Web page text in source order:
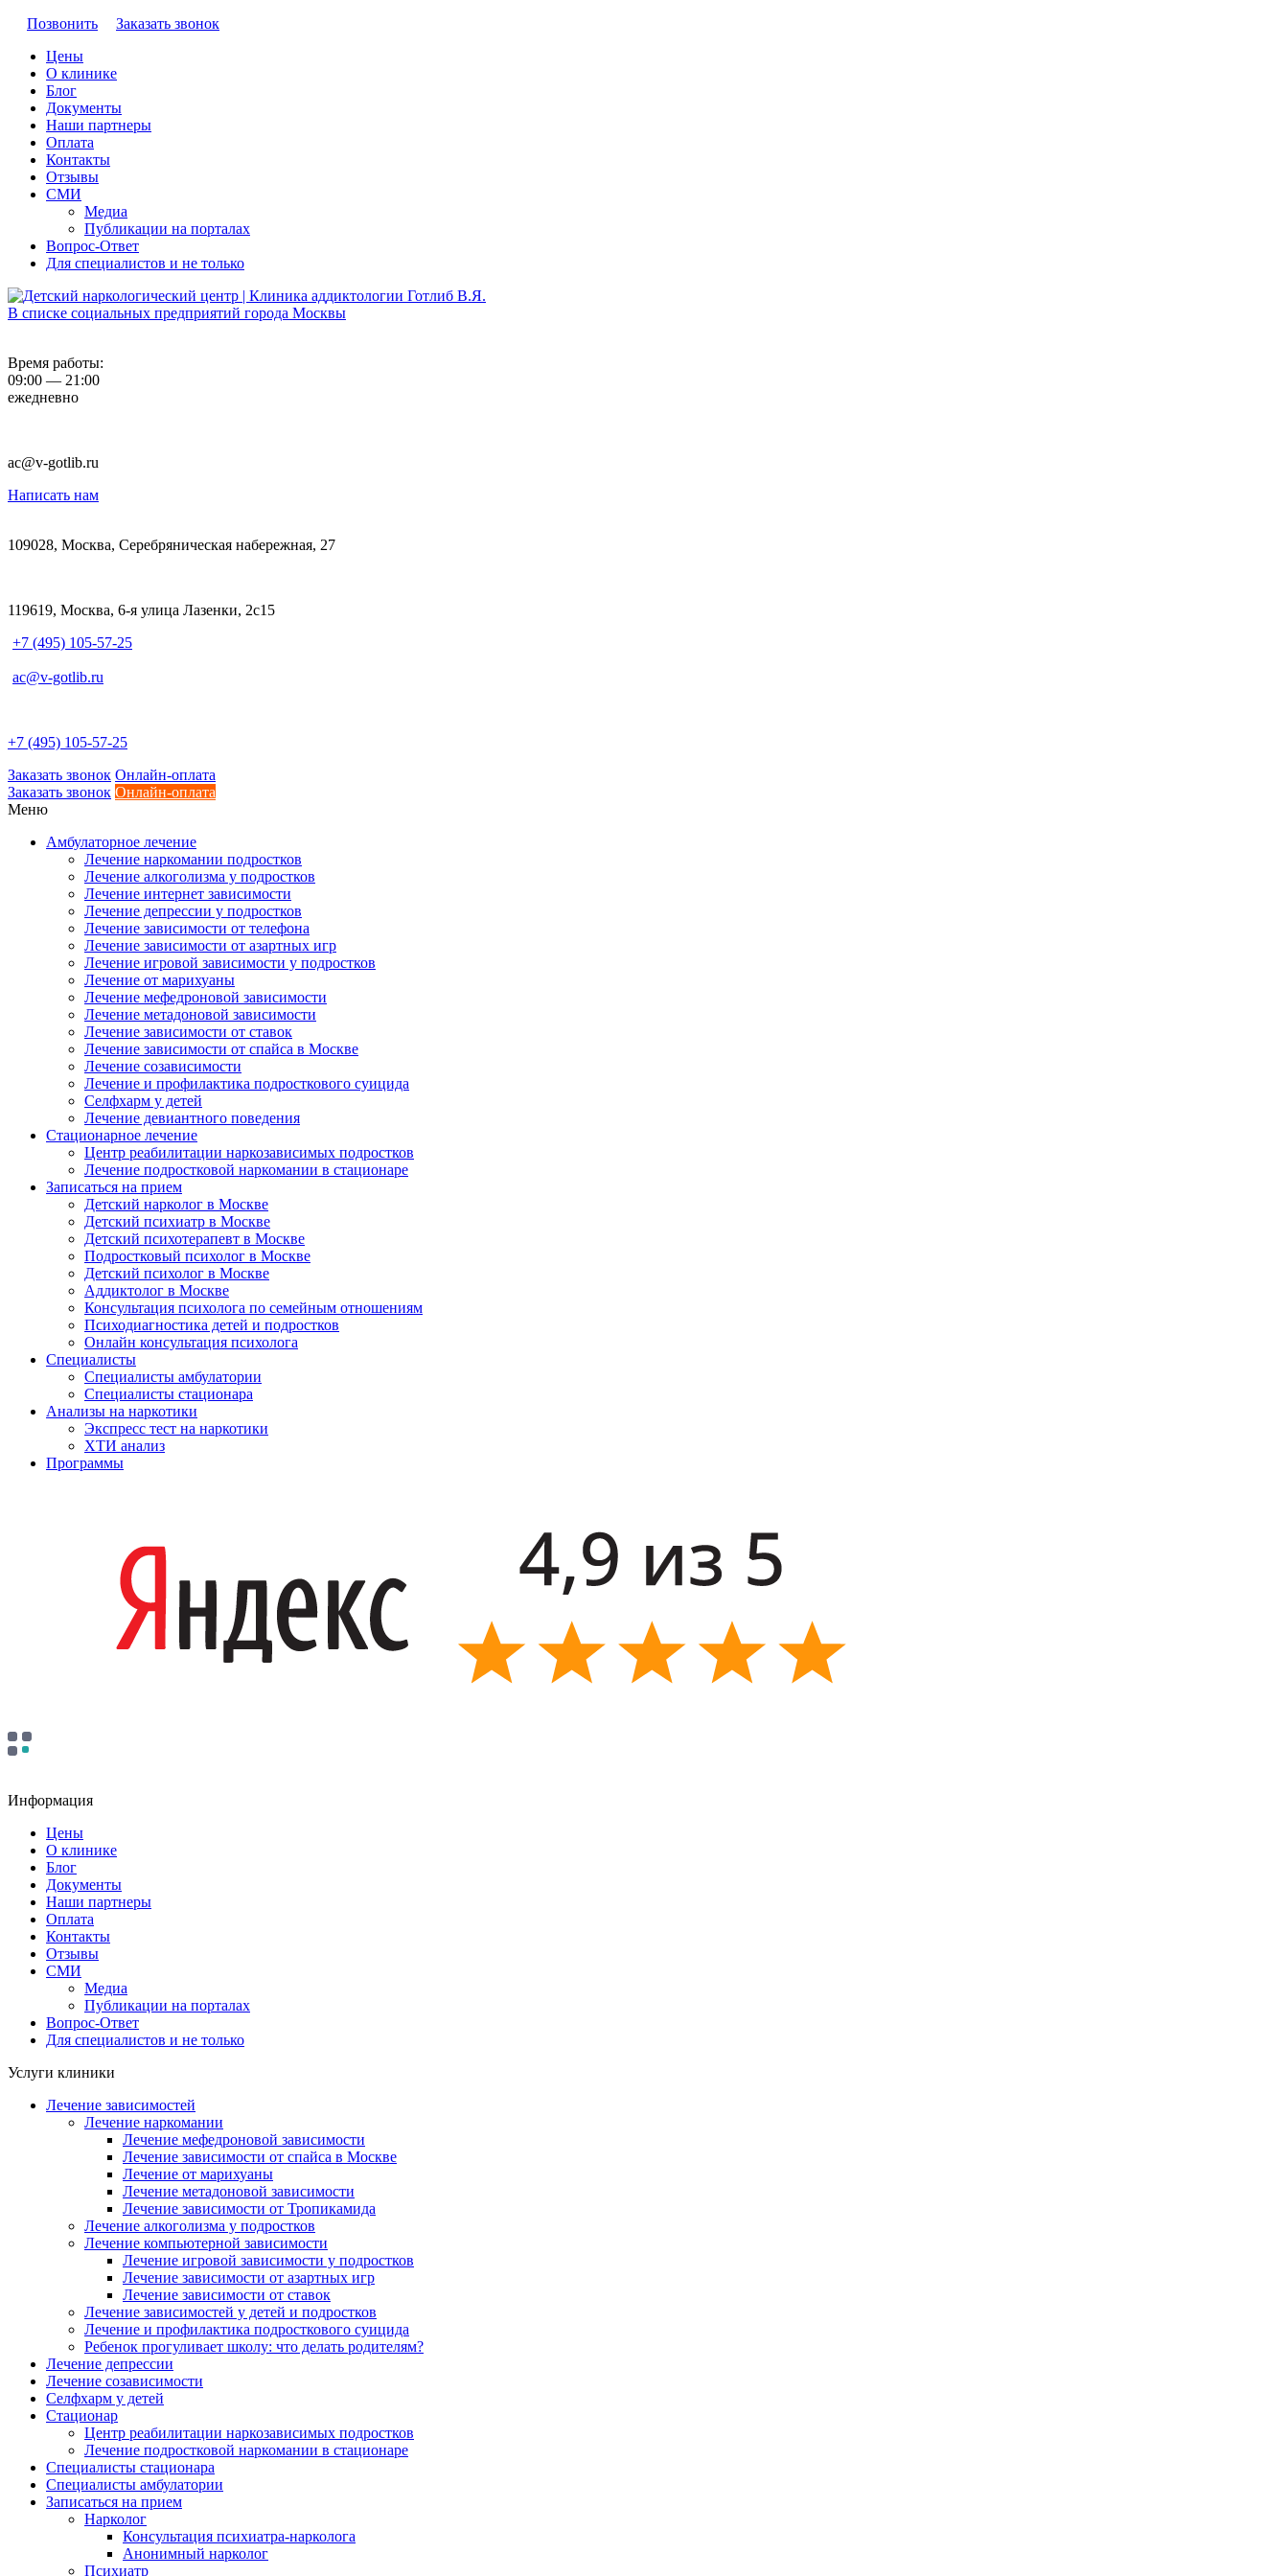
Позвонить
Заказать звонок
Цены
О клинике
Блог
Документы
Наши партнеры
Оплата
Контакты
Отзывы
СМИ
Медиа
Публикации на порталах
Вопрос-Ответ
Для специалистов и не только
В списке социальных предприятий города Москвы
Время работы:
09:00 — 21:00
ежедневно
ac@v-gotlib.ru
Написать нам
109028, Москва, Серебряническая набережная, 27
119619, Москва, 6-я улица Лазенки, 2с15
+7 (495) 105-57-25
ac@v-gotlib.ru
+7 (495) 105-57-25
Заказать звонок Онлайн-оплата
Заказать звонок Онлайн-оплата
Меню
Амбулаторное лечение
Лечение наркомании подростков
Лечение алкоголизма у подростков
Лечение интернет зависимости
Лечение депрессии у подростков
Лечение зависимости от телефона
Лечение зависимости от азартных игр
Лечение игровой зависимости у подростков
Лечение от марихуаны
Лечение мефедроновой зависимости
Лечение метадоновой зависимости
Лечение зависимости от ставок
Лечение зависимости от спайса в Москве
Лечение созависимости
Лечение и профилактика подросткового суицида
Селфхарм у детей
Лечение девиантного поведения
Стационарное лечение
Центр реабилитации наркозависимых подростков
Лечение подростковой наркомании в стационаре
Записаться на прием
Детский нарколог в Москве
Детский психиатр в Москве
Детский психотерапевт в Москве
Подростковый психолог в Москве
Детский психолог в Москве
Аддиктолог в Москве
Консультация психолога по семейным отношениям
Психодиагностика детей и подростков
Онлайн консультация психолога
Специалисты
Специалисты амбулатории
Специалисты стационара
Анализы на наркотики
Экспресс тест на наркотики
ХТИ анализ
Программы
Информация
Цены
О клинике
Блог
Документы
Наши партнеры
Оплата
Контакты
Отзывы
СМИ
Медиа
Публикации на порталах
Вопрос-Ответ
Для специалистов и не только
Услуги клиники
Лечение зависимостей
Лечение наркомании
Лечение мефедроновой зависимости
Лечение зависимости от спайса в Москве
Лечение от марихуаны
Лечение метадоновой зависимости
Лечение зависимости от Тропикамида
Лечение алкоголизма у подростков
Лечение компьютерной зависимости
Лечение игровой зависимости у подростков
Лечение зависимости от азартных игр
Лечение зависимости от ставок
Лечение зависимостей у детей и подростков
Лечение и профилактика подросткового суицида
Ребенок прогуливает школу: что делать родителям?
Лечение депрессии
Лечение созависимости
Селфхарм у детей
Стационар
Центр реабилитации наркозависимых подростков
Лечение подростковой наркомании в стационаре
Специалисты стационара
Специалисты амбулатории
Записаться на прием
Нарколог
Консультация психиатра-нарколога
Анонимный нарколог
Психиатр